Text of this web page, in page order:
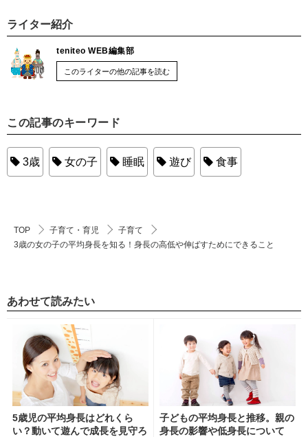
ライター紹介
teniteo WEB編集部
このライターの他の記事を読む
この記事のキーワード
3歳 女の子 睡眠 遊び 食事
TOP 子育て・育児
子育て
3歳の女の子の平均身長を知る！身長の高低や伸ばすためにできること
あわせて読みたい
5歳児の平均身長はどれくら
い？動いて遊んで成長を見守ろ
子どもの平均身長と推移。親の
身長の影響や低身長について